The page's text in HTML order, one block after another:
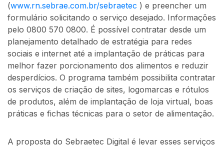
(www.rn.sebrae.com.br/sebraetec ) e preencher um
formulário solicitando o serviço desejado. Informações
pelo 0800 570 0800. É possível contratar desde um
planejamento detalhado de estratégia para redes
sociais e internet até a implantação de práticas para
melhor fazer porcionamento dos alimentos e reduzir
desperdícios. O programa também possibilita contratar
os serviços de criação de sites, logomarcas e rótulos
de produtos, além de implantação de loja virtual, boas
práticas e fichas técnicas para o setor de alimentação.
A proposta do Sebraetec Digital é levar esses serviços